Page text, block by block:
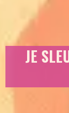
JE